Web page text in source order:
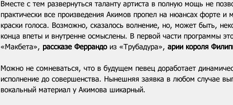
Вместе с тем развернуться таланту артиста в полную мощь не
практически все произведения Акимов пропел на нюансах форте и
краски голоса. Возможно, сказалось волнение, но, может быть,
конца впеты и внутренне осмыслены. В первой части программы
«Макбета», рассказе Феррандо из «Трубадура», арии короля
Можно не сомневаться, что в будущем певец доработает
исполнение до совершенства. Нынешняя заявка в любом случае
вокальный материал у Акимова шикарный.